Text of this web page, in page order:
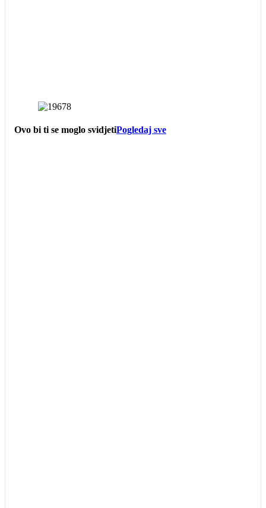
Ovo bi ti se moglo svidjetiPogledaj sve